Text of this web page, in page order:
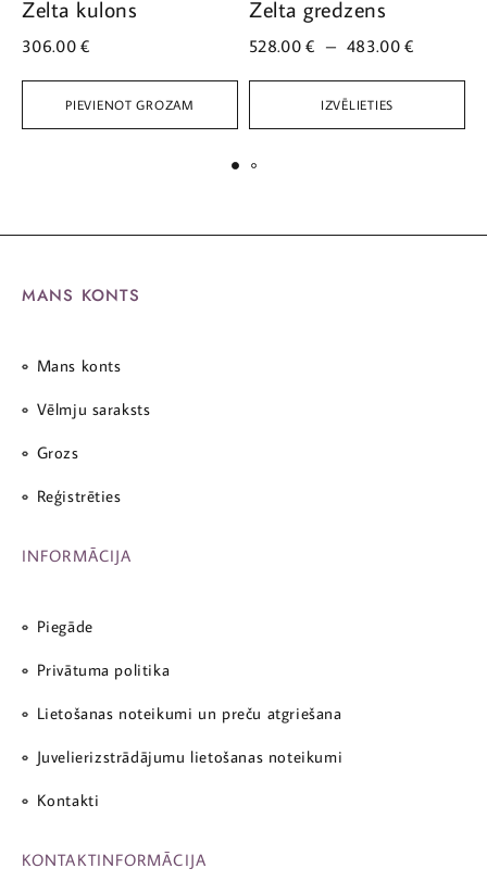
PIEVIENOT GROZAM
Zelta kulons
306.00€
IZVĒLIETIES
Zelta gredzens
483.00€
–
528.00€
MANS KONTS
Mans konts
Vēlmju saraksts
Grozs
Reģistrēties
INFORMĀCIJA
Piegāde
Privātuma politika
Lietošanas noteikumi un preču atgriešana
Juvelierizstrādājumu lietošanas noteikumi
Kontakti
KONTAKTINFORMĀCIJA